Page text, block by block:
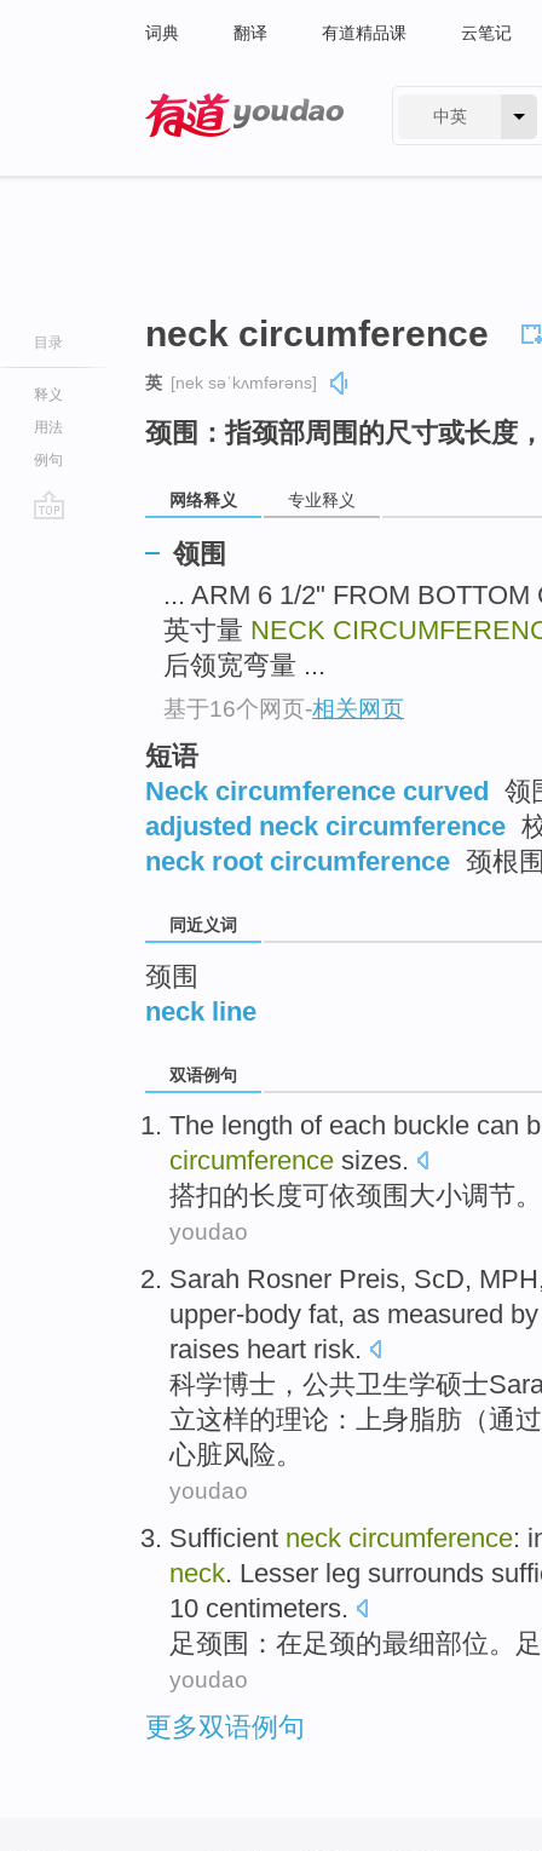
词典 翻译 有道精品课 云笔记
中英
目录
释义
用法
例句
neck circumference
英 [nek səˈkʌmfərəns]
颈围：指颈部周围的尺寸或长度
网络释义 专业释义
领围
... ARM 6 1/2" FROM
英寸量 NECK
后领宽弯量 ...
基于16个网页-相关网页
短语
Neck circumference curved 领
adjusted neck circumference
neck root circumference 颈根
同近义词
颈围
neck line
双语例句
The length of each buckle can
circumference sizes.
搭扣的长度可依颈围 大小调节。
youdao
Sarah Rosner Preis, ScD,
upper-body fat, as measured
raises heart risk.
科学博士，公共卫生学硕士
立这样的理论 ：上身脂肪 （通过
心脏风险。
youdao
Sufficient neck circumference:
neck. Lesser leg surrounds
10 centimeters.
足颈围 ： 在足颈的最细部位。
youdao
更多双语例句